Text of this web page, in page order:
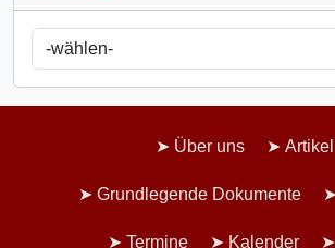
Über uns Artikel
Grundlegende Dokumente
Termine Kalender